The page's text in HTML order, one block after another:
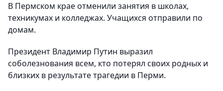
В Пермском крае отменили занятия в школах,
техникумах и колледжах. Учащихся отправили по
домам.
Президент Владимир Путин выразил
соболезнования всем, кто потерял своих родных и
близких в результате трагедии в Перми.